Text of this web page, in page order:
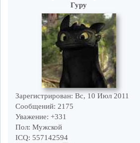
Гуру
Зарегистрирован: Вс, 10 Июл 2011
Сообщений: 2175
Уважение: +331
Пол: Мужской
ICQ: 557142594